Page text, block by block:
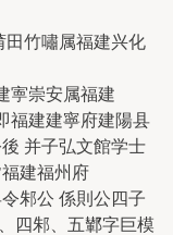
田竹嘯属福建兴化
寕崇安属福建
福建建寧府建陽县
并子弘文館学士
建福州府
邾公 係則公四子
四邾、五鄻字巨模